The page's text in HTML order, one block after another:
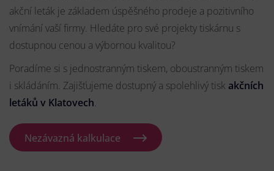
akční leták je základem úspěšného prodeje a pozitivního
vnímání vaší firmy. Hledáte pro své projekty tiskárnu s
dostupnou cenou a výbornou kvalitou?
Poradíme si s jednostranným tiskem, oboustranným tiskem
i skládáním. Zajišťujeme dostupný a spolehlivý tisk akčních
letáků v Klatovech.
Nezávazná kalkulace